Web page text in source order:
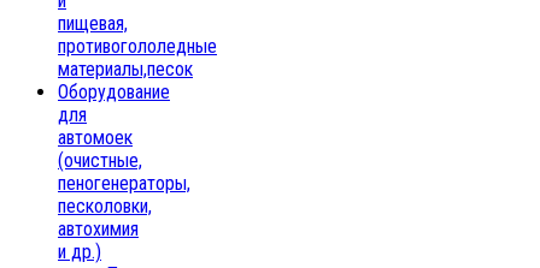
пищевая,
противогололедные
материалы,песок
Oборудование
для
автомоек
(очистные,
пеногенераторы,
песколовки,
автохимия
и др.)